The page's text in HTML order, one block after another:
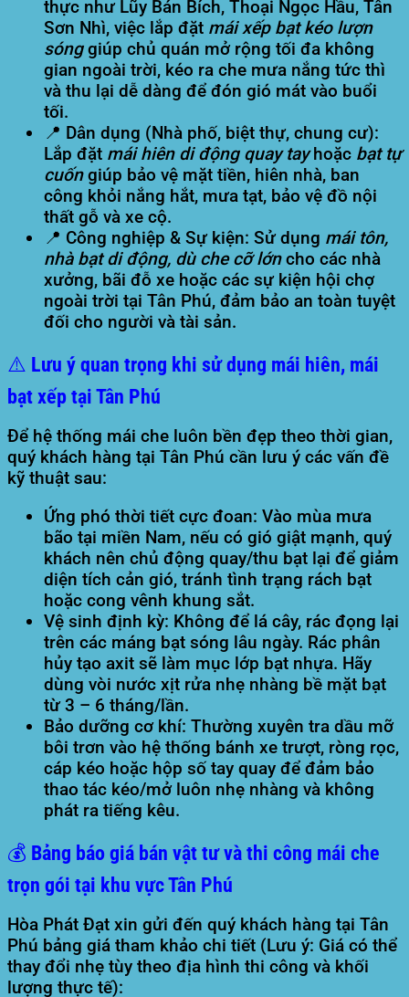
thực như Lũy Bán Bích, Thoại Ngọc Hầu, Tân
Sơn Nhì, việc lắp đặt mái xếp bạt kéo lượn
sónggiúp chủ quán mở rộng tối đa không
gian ngoài trời, kéo ra che mưa nắng tức thì
và thu lại dễ dàng để đón gió mát vào buổi
tối.
📍 Dân dụng (Nhà phố, biệt thự, chung cư):
Lắp đặt mái hiên di động quay tayhoặc bạt tự
cuốngiúp bảo vệ mặt tiền, hiên nhà, ban
công khỏi nắng hắt, mưa tạt, bảo vệ đồ nội
thất gỗ và xe cộ.
📍 Công nghiệp & Sự kiện: Sử dụng mái tôn,
nhà bạt di động, dù che cỡ lớncho các nhà
xưởng, bãi đỗ xe hoặc các sự kiện hội chợ
ngoài trời tại Tân Phú, đảm bảo an toàn tuyệt
đối cho người và tài sản.
⚠️ Lưu ý quan trọng khi sử dụng mái hiên, mái
bạt xếp tại Tân Phú
Để hệ thống mái che luôn bền đẹp theo thời gian,
quý khách hàng tại Tân Phú cần lưu ý các vấn đề
kỹ thuật sau:
Ứng phó thời tiết cực đoan: Vào mùa mưa
bão tại miền Nam, nếu có gió giật mạnh, quý
khách nên chủ động quay/thu bạt lại để giảm
diện tích cản gió, tránh tình trạng rách bạt
hoặc cong vênh khung sắt.
Vệ sinh định kỳ: Không để lá cây, rác đọng lại
trên các máng bạt sóng lâu ngày. Rác phân
hủy tạo axit sẽ làm mục lớp bạt nhựa. Hãy
dùng vòi nước xịt rửa nhẹ nhàng bề mặt bạt
từ 3 – 6 tháng/lần.
Bảo dưỡng cơ khí: Thường xuyên tra dầu mỡ
bôi trơn vào hệ thống bánh xe trượt, ròng rọc,
cáp kéo hoặc hộp số tay quay để đảm bảo
thao tác kéo/mở luôn nhẹ nhàng và không
phát ra tiếng kêu.
💰 Bảng báo giá bán vật tư và thi công mái che
trọn gói tại khu vực Tân Phú
Hòa Phát Đạt xin gửi đến quý khách hàng tại Tân
Phú bảng giá tham khảo chi tiết (Lưu ý: Giá có thể
thay đổi nhẹ tùy theo địa hình thi công và khối
lượng thực tế):